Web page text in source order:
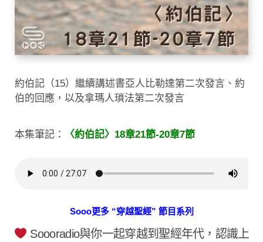
約伯記（15）繼續講述書亞人比勒達第二次發言、約
伯的回應，以及拿瑪人瑣法第二次發言
本集筆記： 〈約伯記〉18章21節-20章7節
Sooo更多 “穿越聖經” 節目系列
Soooradio與你一起穿越到聖經年代，認識上